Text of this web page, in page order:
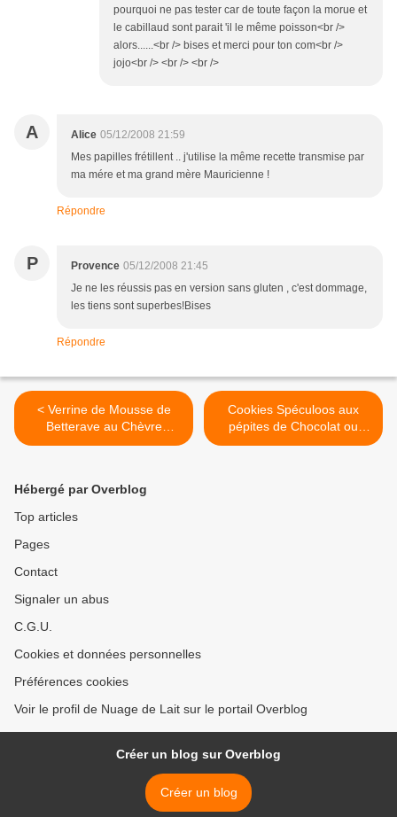
pourquoi ne pas tester car de toute façon la morue et
le cabillaud sont parait 'il le même poisson<br />
alors......<br /> bises et merci pour ton com<br />
jojo<br /> <br /> <br />
A Alice 05/12/2008 21:59
Mes papilles frétillent .. j'utilise la même recette transmise par
ma mére et ma grand mère Mauricienne !
Répondre
P Provence 05/12/2008 21:45
Je ne les réussis pas en version sans gluten , c'est dommage,
les tiens sont superbes!Bises
Répondre
< Verrine de Mousse de
Betterave au Chèvre
frais+Prix "I love your Blog"
Cookies Spéculoos aux
pépites de Chocolat ou
Cookies Ch'tis >
Hébergé par Overblog
Top articles
Pages
Contact
Signaler un abus
C.G.U.
Cookies et données personnelles
Préférences cookies
Voir le profil de Nuage de Lait sur le portail Overblog
Créer un blog sur Overblog
Créer un blog